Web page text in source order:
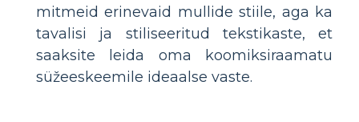
mitmeid erinevaid mullide stiile, aga ka
tavalisi ja stiliseeritud tekstikaste, et
saaksite leida oma koomiksiraamatu
süžeeskeemile ideaalse vaste.